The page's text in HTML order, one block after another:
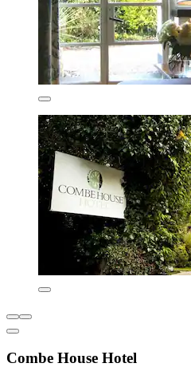
Combe House Hotel